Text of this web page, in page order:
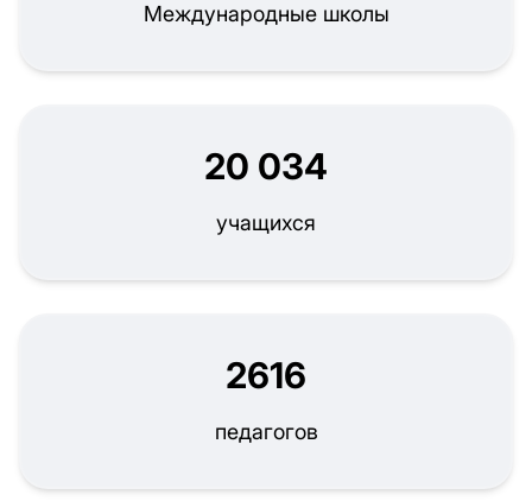
Международные школы
20 034
учащихся
2616
педагогов